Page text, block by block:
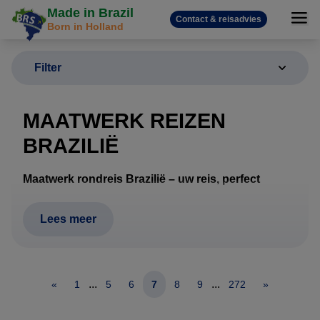
Made in Brazil
Born in Holland
Contact & reisadvies
Filter
MAATWERK REIZEN
BRAZILIË
Maatwerk rondreis Brazilië – uw reis, perfect
Een rondreis door Brazilië vraagt om meer dan alleen
natuur vragen om een doordachte route. Daarom
Lees meer
« 1 ... 5 6 7 8 9 ... 272 »